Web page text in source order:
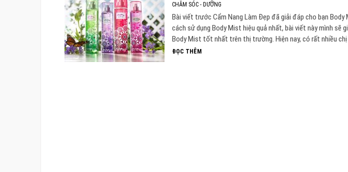
CHĂM SÓC - DƯỠNG
Bài viết trước Cẩm Nang Làm Đẹp đã giải đáp cho bạn Body
cách sử dụng Body Mist hiệu quả nhất, bài viết này mình sẽ
Body Mist tốt nhất trên thị trường. Hiện nay, có rất nhiều
ĐỌC THÊM